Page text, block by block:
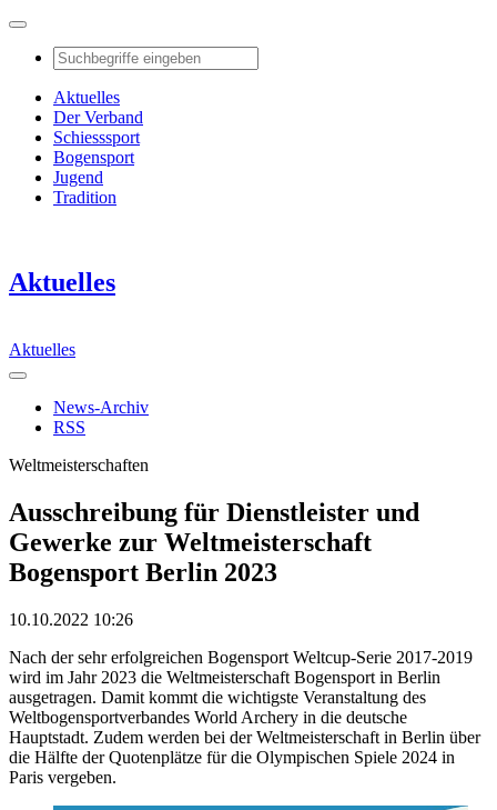
Aktuelles
Der Verband
Schiesssport
Bogensport
Jugend
Tradition
Aktuelles
Aktuelles
News-Archiv
RSS
Weltmeisterschaften
Ausschreibung für Dienstleister und
Gewerke zur Weltmeisterschaft
Bogensport Berlin 2023
10.10.2022 10:26
Nach der sehr erfolgreichen Bogensport Weltcup-Serie 2017-2019
wird im Jahr 2023 die Weltmeisterschaft Bogensport in Berlin
ausgetragen. Damit kommt die wichtigste Veranstaltung des
Weltbogensportverbandes World Archery in die deutsche
Hauptstadt. Zudem werden bei der Weltmeisterschaft in Berlin über
die Hälfte der Quotenplätze für die Olympischen Spiele 2024 in
Paris vergeben.